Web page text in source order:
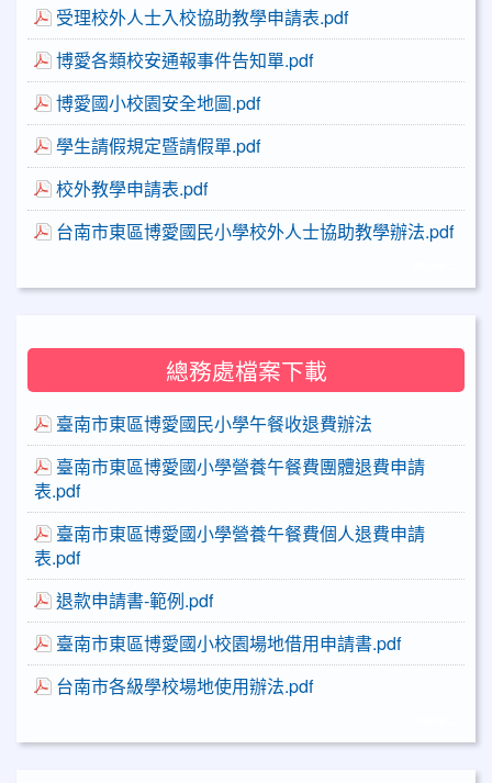
受理校外人士入校協助教學申請表.pdf
博愛各類校安通報事件告知單.pdf
博愛國小校園安全地圖.pdf
學生請假規定暨請假單.pdf
校外教學申請表.pdf
台南市東區博愛國民小學校外人士協助教學辦法.pdf
總務處檔案下載
臺南市東區博愛國民小學午餐收退費辦法
臺南市東區博愛國小學營養午餐費團體退費申請
表.pdf
臺南市東區博愛國小學營養午餐費個人退費申請
表.pdf
退款申請書-範例.pdf
臺南市東區博愛國小校園場地借用申請書.pdf
台南市各級學校場地使用辦法.pdf